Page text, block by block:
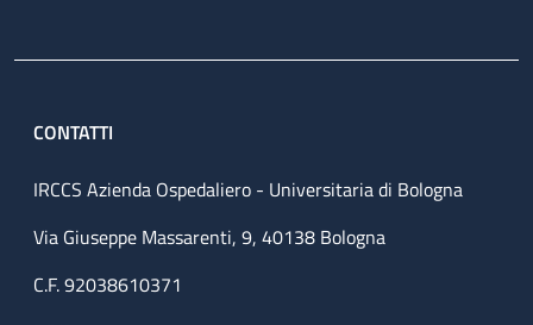
CONTATTI
IRCCS Azienda Ospedaliero - Universitaria di Bologna
Via Giuseppe Massarenti, 9, 40138 Bologna
C.F. 92038610371